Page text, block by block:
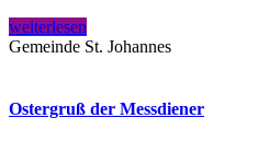
weiterlesen
Gemeinde St. Johannes
Ostergruß der Messdiener